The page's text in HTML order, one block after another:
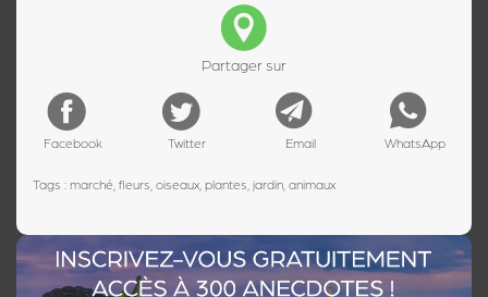
Partager sur
Facebook Twitter Email WhatsApp
Tags : marché, fleurs, oiseaux, plantes, jardin, animaux